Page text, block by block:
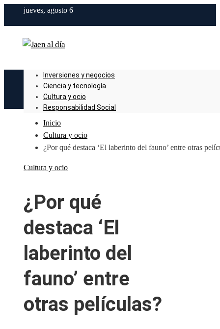
jueves, agosto 6
Inversiones y negocios
Ciencia y tecnología
Cultura y ocio
Responsabilidad Social
Inicio
Cultura y ocio
¿Por qué destaca ‘El laberinto del fauno’ entre otras
Cultura y ocio
¿Por qué
destaca ‘El
laberinto del
fauno’ entre
otras películas?